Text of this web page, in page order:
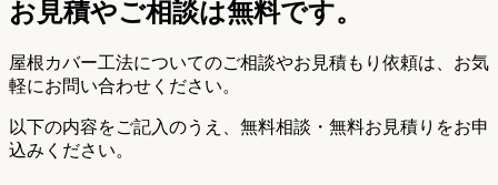
お見積やご相談は無料です。
屋根カバー工法についてのご相談やお見積もり依頼は、お気
軽にお問い合わせください。
以下の内容をご記入のうえ、無料相談・無料お見積りをお申
込みください。